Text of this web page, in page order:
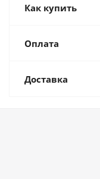
Как купить
Оплата
Доставка